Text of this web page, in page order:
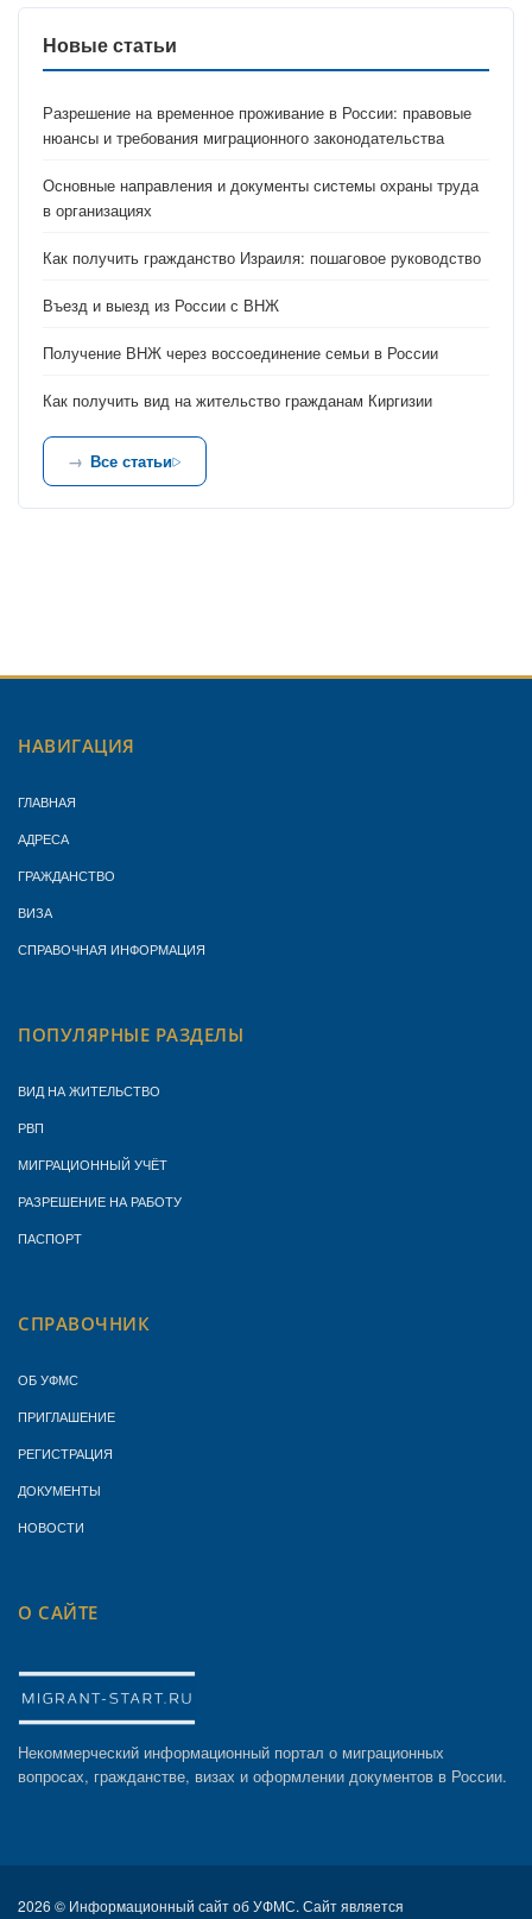
Новые статьи
Разрешение на временное проживание в России: правовые
нюансы и требования миграционного законодательства
Основные направления и документы системы охраны труда
в организациях
Как получить гражданство Израиля: пошаговое руководство
Въезд и выезд из России с ВНЖ
Получение ВНЖ через воссоединение семьи в России
Как получить вид на жительство гражданам Киргизии
Все статьи
НАВИГАЦИЯ
ГЛАВНАЯ
АДРЕСА
ГРАЖДАНСТВО
ВИЗА
СПРАВОЧНАЯ ИНФОРМАЦИЯ
ПОПУЛЯРНЫЕ РАЗДЕЛЫ
ВИД НА ЖИТЕЛЬСТВО
РВП
МИГРАЦИОННЫЙ УЧЁТ
РАЗРЕШЕНИЕ НА РАБОТУ
ПАСПОРТ
СПРАВОЧНИК
ОБ УФМС
ПРИГЛАШЕНИЕ
РЕГИСТРАЦИЯ
ДОКУМЕНТЫ
НОВОСТИ
О САЙТЕ
Некоммерческий информационный портал о миграционных
вопросах, гражданстве, визах и оформлении документов в России.
2026 © Информационный сайт об УФМС. Сайт является